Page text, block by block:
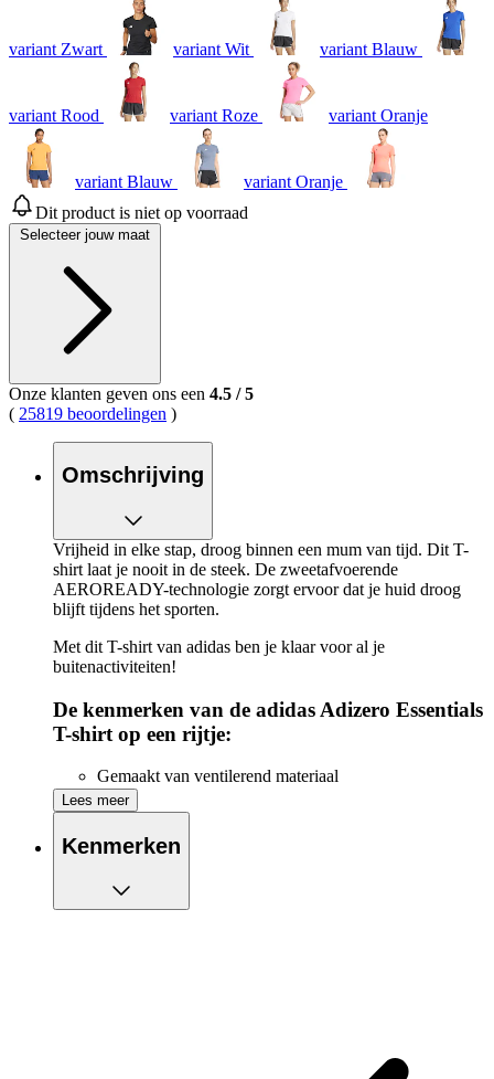
variant Zwart variant Wit variant Blauw
variant Rood variant Roze variant Oranje
variant Blauw
variant Oranje
Dit product is niet op voorraad
Selecteer jouw maat
Onze klanten geven ons een 4.5 /5
( 25819 beoordelingen )
Omschrijving
Vrijheid in elke stap, droog binnen een mum van tijd. Dit T-
shirt laat je nooit in de steek. De zweetafvoerende
AEROREADY-technologie zorgt ervoor dat je huid droog
blijft tijdens het sporten.
Met dit T-shirt van adidas ben je klaar voor al je
buitenactiviteiten!
De kenmerken van de adidas Adizero Essentials
T-shirt op een rijtje:
Gemaakt van ventilerend materiaal
Stretchy stof voor extra bewegingsvrijheid
De AEROREADY-technologie houdt je koel, zelfs
tijdens de meest intensieve trainingen
Gemaakt van gerecycled polyester
Lees meer
Kenmerken